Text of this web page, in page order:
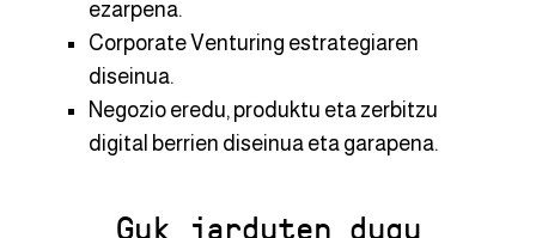
ezarpena.
Corporate Venturing estrategiaren
diseinua.
Negozio eredu, produktu eta zerbitzu
digital berrien diseinua eta garapena.
Guk jarduten dugu